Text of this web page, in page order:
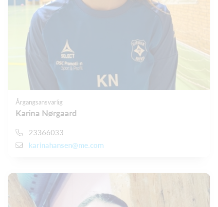
Årgangsansvarlig
Karina Nørgaard
23366033
karinahansen@me.com